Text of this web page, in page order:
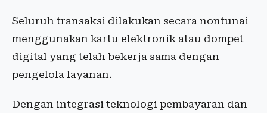
Seluruh transaksi dilakukan secara nontunai
menggunakan kartu elektronik atau dompet
digital yang telah bekerja sama dengan
pengelola layanan.
Dengan integrasi teknologi pembayaran dan